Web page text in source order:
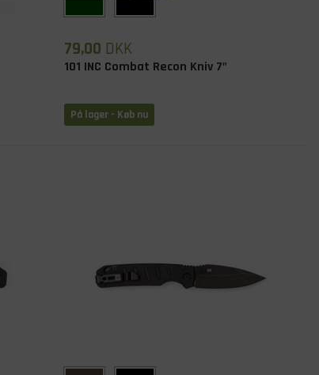
79,00 DKK
101 INC Combat Recon Kniv 7"
På lager - Køb nu